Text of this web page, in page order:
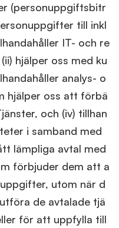
(personuppgiftsbitr
till inkl
IT- och re
hjälper oss med ku
analys- o
hjälper oss att förbä
och (iv) tillhan
i samband med
lämpliga avtal med
förbjuder dem att a
utom när d
de avtalade tjä
för att uppfylla till